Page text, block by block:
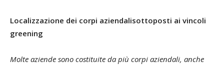
Localizzazione dei corpi aziendalisottoposti ai vincoli
greening
Molte aziende sono costituite da più corpi aziendali, anche